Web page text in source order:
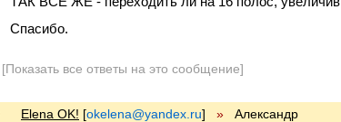
Спасибо.
[Показать все ответы на это сообщение]
Elena OK! [okelena@yandex.ru] » Александр